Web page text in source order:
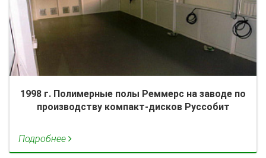
1998 г. Полимерные полы Реммерс на заводе по
производству компакт-дисков Руссобит
Подробнее